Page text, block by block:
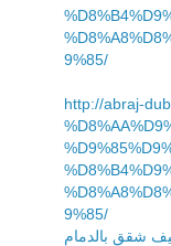
9%85/
http://abraj-
9%85/
شقق بالدمام